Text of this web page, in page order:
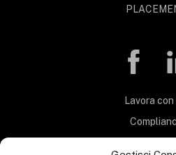
Lavora con